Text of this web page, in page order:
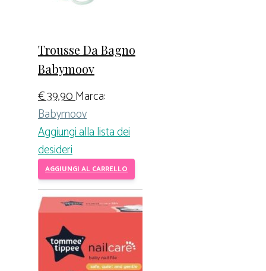
Trousse Da Bagno
Babymoov
€39,90Marca:
Babymoov
Aggiungi alla lista dei
desideri
AGGIUNGI AL CARRELLO